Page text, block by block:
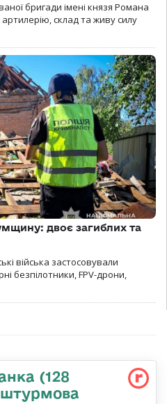
бригади імені князя Романа
склад та живу силу
двоє загиблих та
війська застосовували
безпілотники, FPV-дрони,
(128